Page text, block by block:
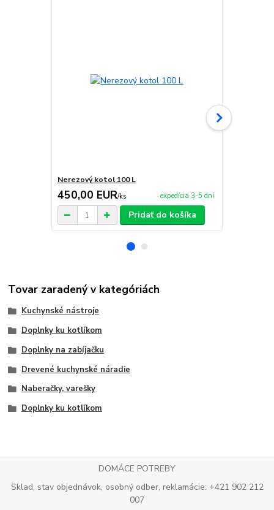
Nerezový kotol 100 L
450,00 EUR/ks expedícia 3-5 dní
Pridať do košíka
Tovar zaradený v kategóriách
Kuchynské nástroje
Doplnky ku kotlíkom
Doplnky na zabíjačku
Drevené kuchynské náradie
Naberačky, varešky
Doplnky ku kotlíkom
DOMÁCE POTREBY
Sklad, stav objednávok, osobný odber, reklamácie: +421 902 212
007